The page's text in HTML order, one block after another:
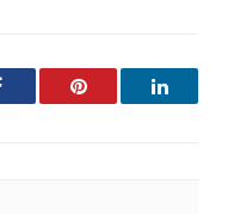
Facebook Pinterest